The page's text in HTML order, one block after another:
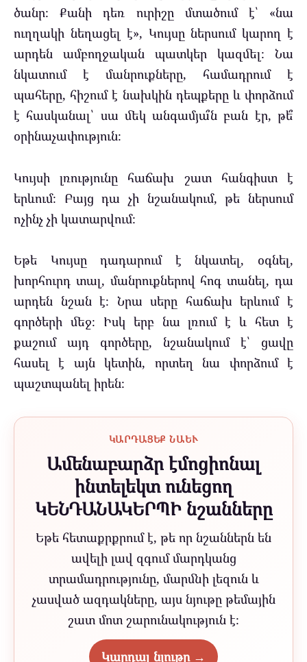
ծանր։ Քանի դեռ ուրիշը մտածում է՝ «նա
ուղղակի նեղացել է», Կույսը ներսում կարող է
արդեն ամբողջական պատկեր կազմել։ Նա
նկատում է մանրուքները, համադրում է
պահերը, հիշում է նախկին դեպքերը և փորձում
է հասկանալ՝ սա մեկ անգամյա՞ն բան էր, թե՞
օրինաչափություն։
Կույսի լռությունը հաճախ շատ հանգիստ է
երևում։ Բայց դա չի նշանակում, թե ներսում
ոչինչ չի կատարվում։
Եթե Կույսը դադարում է նկատել, օգնել,
խորհուրդ տալ, մանրուքներով հոգ տանել, դա
արդեն նշան է։ Նրա սերը հաճախ երևում է
գործերի մեջ։ Իսկ երբ նա լռում է և հետ է
քաշում այդ գործերը, նշանակում է՝ ցավը
հասել է այն կետին, որտեղ նա փորձում է
պաշտպանել իրեն։
ԿԱՐԴԱՑԵՔ ՆԱԵՒ
Ամենաբարձր էմոցիոնալ
ինտելեկտ ունեցող
ԿԵՆԴԱՆԱԿԵՐՊԻ նշանները
Եթե հետաքրքրում է, թե որ նշաններն են
ավելի լավ զգում մարդկանց
տրամադրությունը, մարմնի լեզուն և
չասված ազդակները, այս նյութը թեմային
շատ մոտ շարունակություն է։
Կարդալ նյութը →